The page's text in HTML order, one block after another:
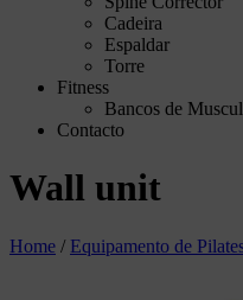
Cadeira
Espaldar
Torre
Fitness
Bancos de
Contacto
Wall unit
Home / Equipamento de